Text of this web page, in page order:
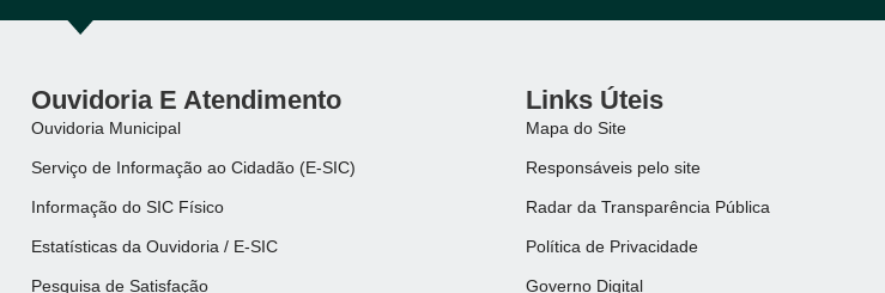
Ouvidoria E Atendimento
Ouvidoria Municipal
Serviço de Informação ao Cidadão (E-SIC)
Informação do SIC Físico
Estatísticas da Ouvidoria / E-SIC
Pesquisa de Satisfação
Links Úteis
Mapa do Site
Responsáveis pelo site
Radar da Transparência Pública
Política de Privacidade
Governo Digital